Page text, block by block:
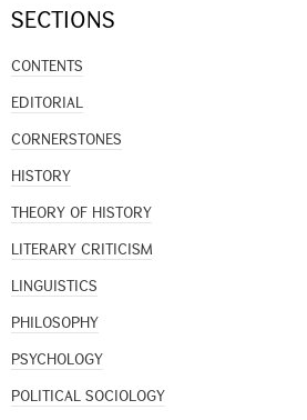
SECTIONS
CONTENTS
EDITORIAL
CORNERSTONES
HISTORY
THEORY OF HISTORY
LITERARY CRITICISM
LINGUISTICS
PHILOSOPHY
PSYCHOLOGY
POLITICAL SOCIOLOGY